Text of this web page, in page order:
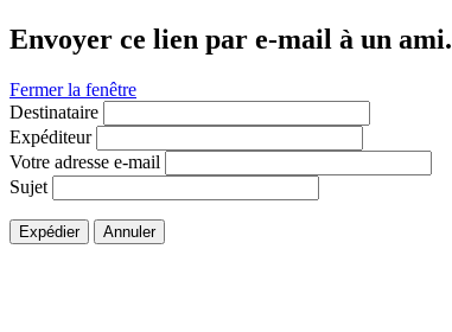
Envoyer ce lien par e-mail à un ami.
Fermer la fenêtre
Destinataire
Expéditeur
Votre adresse e-mail
Sujet
Expédier Annuler